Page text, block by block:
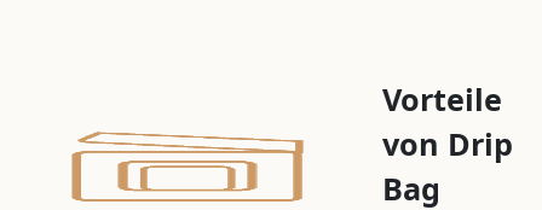
Vorteile
von Drip
Bag